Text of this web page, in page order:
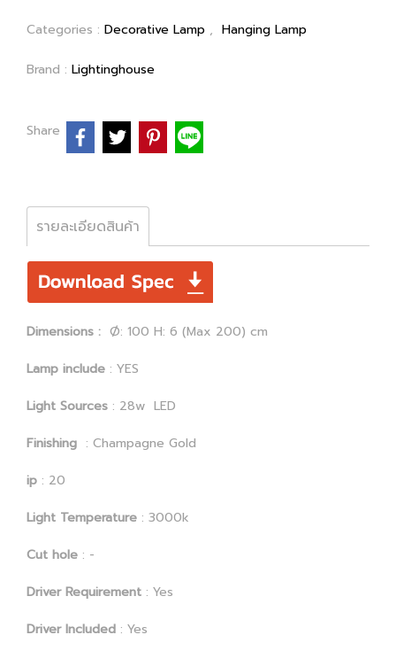
Categories : Decorative Lamp , Hanging Lamp
Brand : Lightinghouse
Share
รายละเอียดสินค้า
Dimensions : Ø: 100 H: 6 (Max 200) cm
Lamp include : YES
Light Sources : 28w LED
Finishing : Champagne Gold
ip : 20
Light Temperature : 3000k
Cut hole : -
Driver Requirement : Yes
Driver Included : Yes